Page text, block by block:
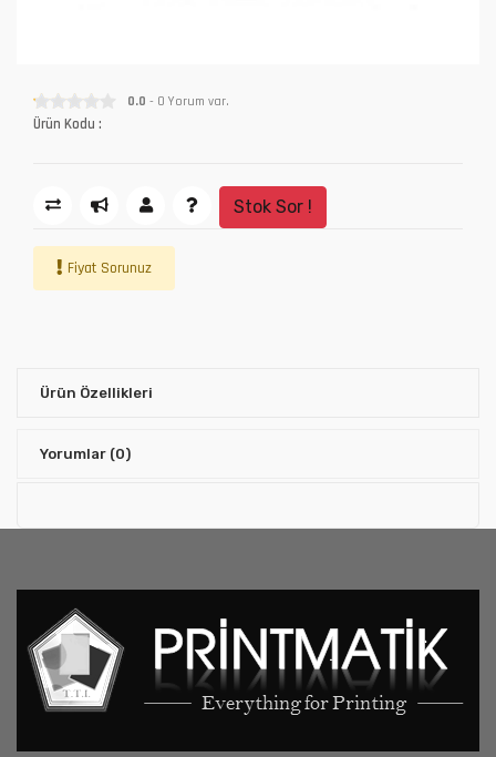
0.0 - 0 Yorum var.
Ürün Kodu :
Stok Sor !
Fiyat Sorunuz
Ürün Özellikleri
Yorumlar (0)